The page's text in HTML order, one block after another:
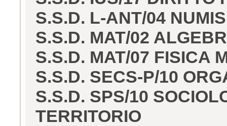
S.S.D. L-ANT/04
S.S.D. MAT/02
S.S.D. MAT/07 FISICA
S.S.D. SECS-P/10
S.S.D. SPS/10
TERRITORIO